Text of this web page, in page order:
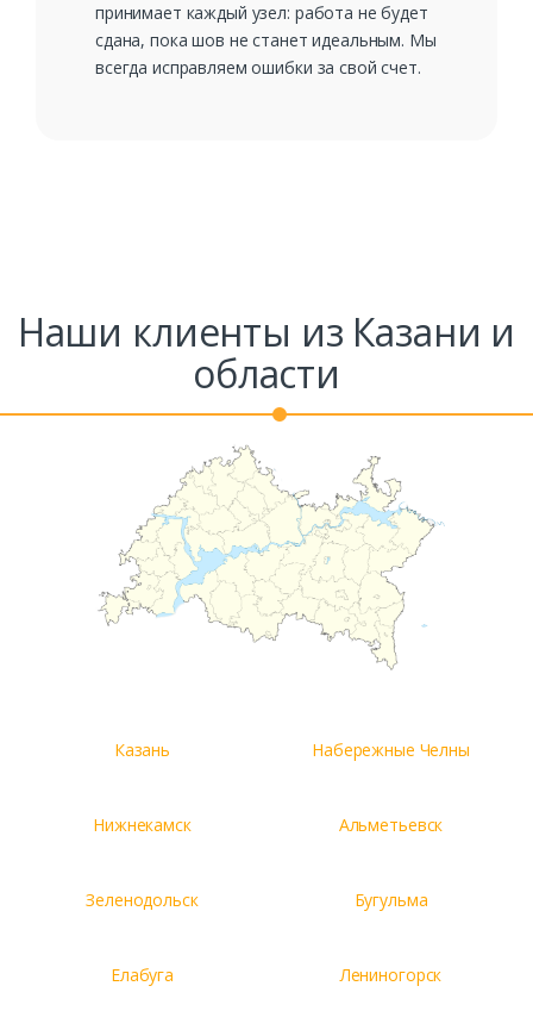
принимает каждый узел: работа не будет
сдана, пока шов не станет идеальным. Мы
всегда исправляем ошибки за свой счет.
Наши клиенты из Казани и
области
Казань Набережные Челны
Нижнекамск Альметьевск
Зеленодольск Бугульма
Елабуга Лениногорск